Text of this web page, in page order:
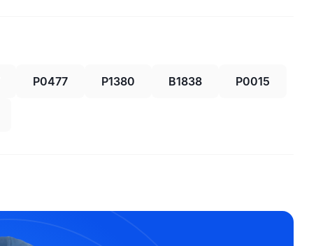
P0477 P1380 B1838 P0015